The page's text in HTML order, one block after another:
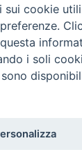
comunicati stampa
di
sui cookie
i soli